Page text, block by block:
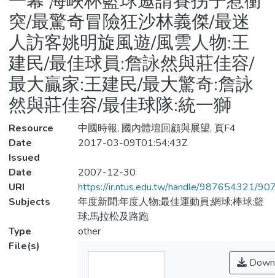
突/最驚奇冒險狂沙林義傑/最迷
人訪客姚明旋風遊/風雲人物:王
建民/最佳球員:詹詠然與莊佳容/
最大贏家:王建民/最大驚奇:詹詠
然與莊佳容/最佳球隊:統一獅
Resource
中國時報, 國內體壇回顧與展望, 頁F4
Date
Issued
2017-03-09T01:54:43Z
Date
2007-12-30
URI
https://ir.ntus.edu.tw/handle/987654321/
Subjects
年度新聞;年度人物;最佳運動員;網球;棒球;籃
球;馬拉松及路跑
Type
other
File(s)